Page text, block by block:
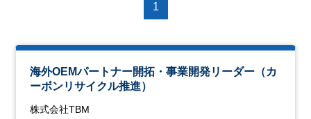
1
海外OEMパートナー開拓・事業開発リーダー（カ
ーボンリサイクル推進）
株式会社TBM